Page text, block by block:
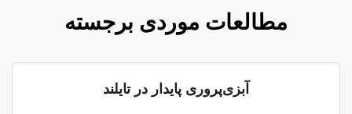
مطالعات موردی برجسته
آبزی‌پروری پایدار در تایلند